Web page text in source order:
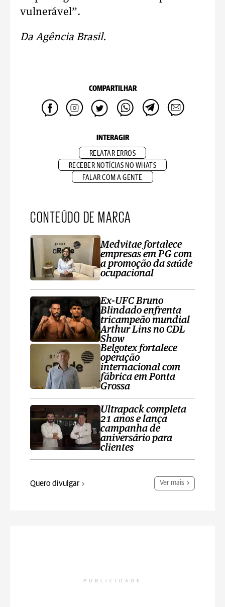
vulnerável”.
Da Agência Brasil.
COMPARTILHAR
INTERAGIR
RELATAR ERROS
RECEBER NOTÍCIAS NO WHATS
FALAR COM A GENTE
CONTEÚDO DE MARCA
Medvitae fortalece
empresas em PG com
a promoção da saúde
ocupacional
Ex-UFC Bruno
Blindado enfrenta
tricampeão mundial
Arthur Lins no CDL
Show
Belgotex fortalece
operação
internacional com
fábrica em Ponta
Grossa
Ultrapack completa
21 anos e lança
campanha de
aniversário para
clientes
Quero divulgar Ver mais
PUBLICIDADE